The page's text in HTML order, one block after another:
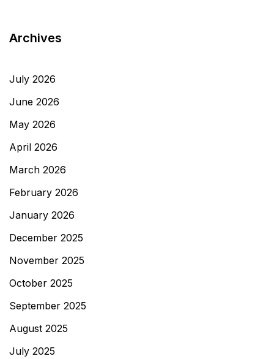
Archives
July 2026
June 2026
May 2026
April 2026
March 2026
February 2026
January 2026
December 2025
November 2025
October 2025
September 2025
August 2025
July 2025